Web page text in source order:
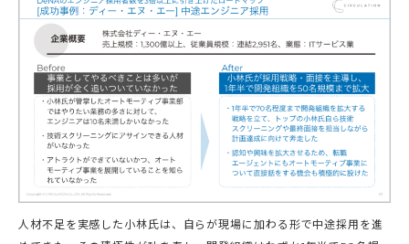
人材不足を実感した小林氏は、自らが現場に加わる形で中途採用を進